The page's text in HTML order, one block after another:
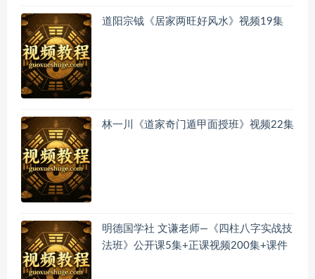
道阳宗钺《居家两旺好风水》视频19集
林一川《道家奇门遁甲面授班》视频22集
明德国学社 文谦老师—《四柱八字实战技
法班》公开课5集+正课视频200集+课件